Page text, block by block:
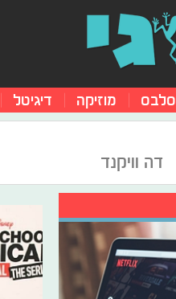
סלבס מוזיקה דיגיטל
דה וויקנד